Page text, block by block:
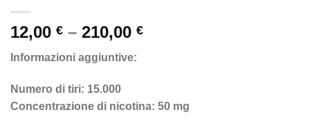
12,00 € – 210,00 €Price
210,00 €
Informazioni aggiuntive:
Numero di tiri: 15.000
Concentrazione di nicotina: 50 mg